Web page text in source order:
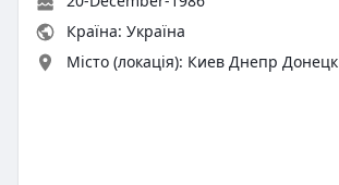
Країна: Україна
Місто (локація): Киев Днепр Донецк